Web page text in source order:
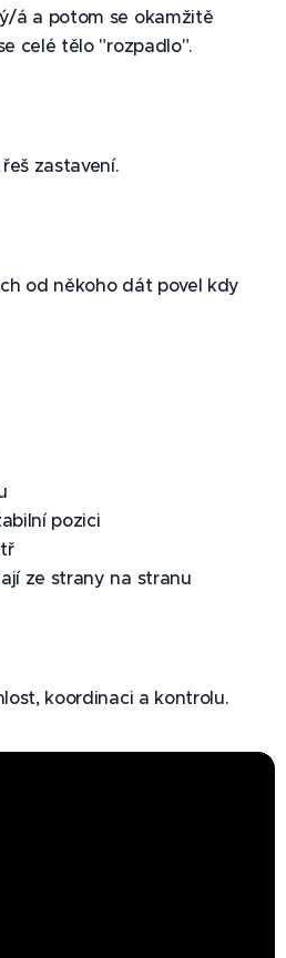
á a potom se okamžitě
celé tělo "rozpadlo".
zastavení.
od někoho dát povel kdy
pozici
ze strany na stranu
koordinaci a kontrolu.